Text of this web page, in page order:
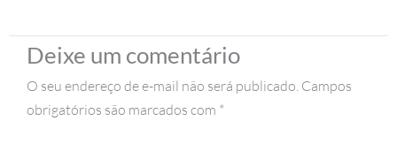
Deixe um comentário
O seu endereço de e-mail não será publicado. Campos
obrigatórios são marcados com *